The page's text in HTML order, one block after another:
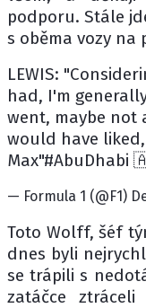
podporu. Stále
s oběma vozy na
LEWIS:
had, I'm
went, maybe not
would have
Max"#AbuDhabi
— Formula 1 (@F1)
Toto Wolff, šéf
dnes byli
se trápili s
zatáčce